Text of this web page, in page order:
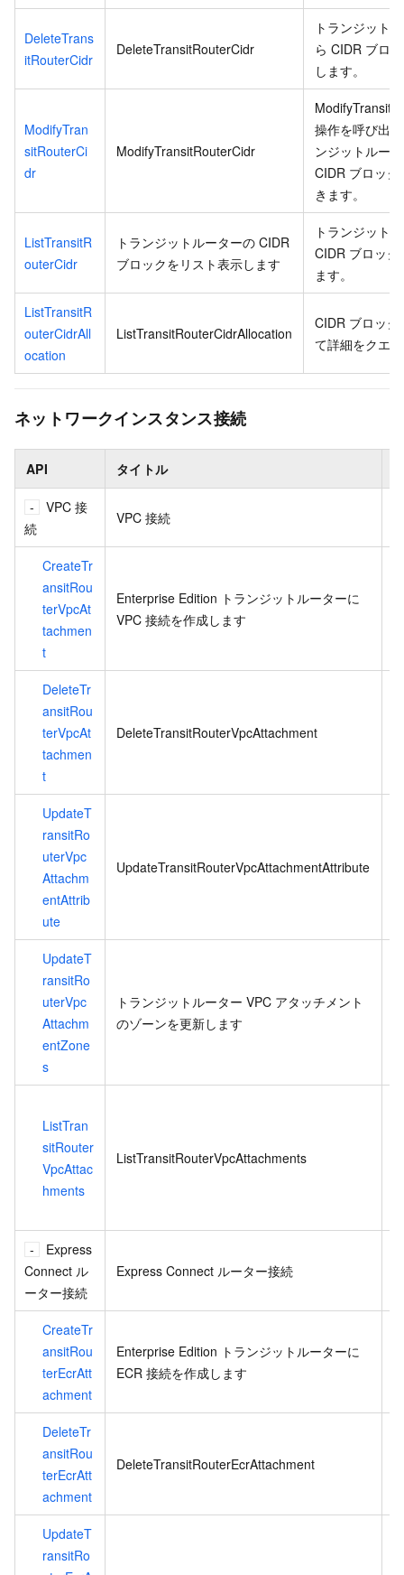
DeleteTrans
itRouterCidr
DeleteTransitRouterCidr
トランジット
ら CIDR ブロ
します。
ModifyTran
sitRouterCi
dr
ModifyTransitRouterCidr
操作を呼び出
ンジットルー
CIDR ブロック
きます。
ListTransitR
outerCidr
トランジットルーターの CIDR
ブロックをリスト表示します
トランジット
CIDR ブロック
ます。
ListTransitR
outerCidrAll
ocation
ListTransitRouterCidrAllocation
CIDR ブロック
て詳細をクエ
ネットワークインスタンス接続
API タイトル
VPC 接
続
VPC 接続
CreateTr
ansitRou
terVpcAt
tachmen
t
Enterprise Edition トランジットルーターに
VPC 接続を作成します
DeleteTr
ansitRou
terVpcAt
tachmen
t
DeleteTransitRouterVpcAttachment
UpdateT
ransitRo
uterVpc
Attachm
entAttrib
ute
UpdateTransitRouterVpcAttachmentAttribute
UpdateT
ransitRo
uterVpc
Attachm
entZone
s
トランジットルーター VPC アタッチメント
のゾーンを更新します
ListTran
sitRouter
VpcAttac
hments
ListTransitRouterVpcAttachments
Express
Connect ル
ーター接続
Express Connect ルーター接続
CreateTr
ansitRou
terEcrAtt
achment
Enterprise Edition トランジットルーターに
ECR 接続を作成します
DeleteTr
ansitRou
terEcrAtt
achment
DeleteTransitRouterEcrAttachment
UpdateT
ransitRo